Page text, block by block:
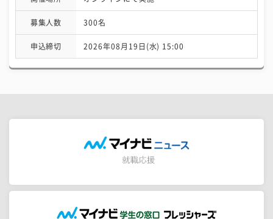
募集人数 300名
申込締切 2026年08月19日(水) 15:00